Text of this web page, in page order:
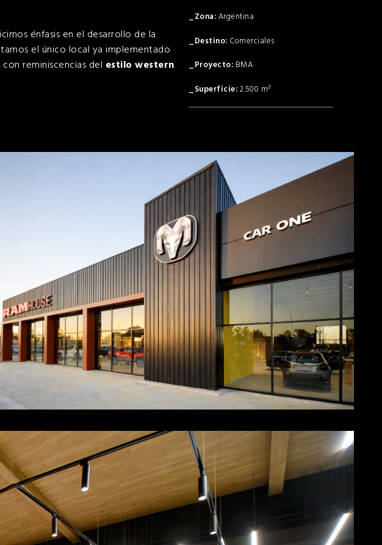
énfasis en el desarrollo de la
el único local ya implementado
reminiscencias del estilo western
Argentina
Comerciales
BMA
2.500